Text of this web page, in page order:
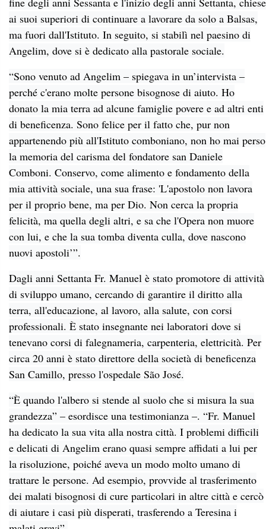
ai suoi superiori di continuare a lavorare da solo a Balsas,
ma fuori dall'Istituto. In seguito, si stabilì nel paesino di
Angelim, dove si è dedicato alla pastorale sociale.
“Sono venuto ad Angelim – spiegava in un’intervista –
perché c'erano molte persone bisognose di aiuto. Ho
donato la mia terra ad alcune famiglie povere e ad altri enti
di beneficenza. Sono felice per il fatto che, pur non
appartenendo più all'Istituto comboniano, non ho mai perso
la memoria del carisma del fondatore san Daniele
Comboni. Conservo, come alimento e fondamento della
mia attività sociale, una sua frase: 'L'apostolo non lavora
per il proprio bene, ma per Dio. Non cerca la propria
felicità, ma quella degli altri, e sa che l'Opera non muore
con lui, e che la sua tomba diventa culla, dove nascono
nuovi apostoli’”.
Dagli anni Settanta Fr. Manuel è stato promotore di attività
di sviluppo umano, cercando di garantire il diritto alla
terra, all'educazione, al lavoro, alla salute, con corsi
professionali. È stato insegnante nei laboratori dove si
tenevano corsi di falegnameria, carpenteria, elettricità. Per
circa 20 anni è stato direttore della società di beneficenza
San Camillo, presso l'ospedale São José.
“È quando l'albero si stende al suolo che si misura la sua
grandezza” – esordisce una testimonianza –. “Fr. Manuel
ha dedicato la sua vita alla nostra città. I problemi difficili
e delicati di Angelim erano quasi sempre affidati a lui per
la risoluzione, poiché aveva un modo molto umano di
trattare le persone. Ad esempio, provvide al trasferimento
dei malati bisognosi di cure particolari in altre città e cercò
di aiutare i casi più disperati, trasferendo a Teresina i